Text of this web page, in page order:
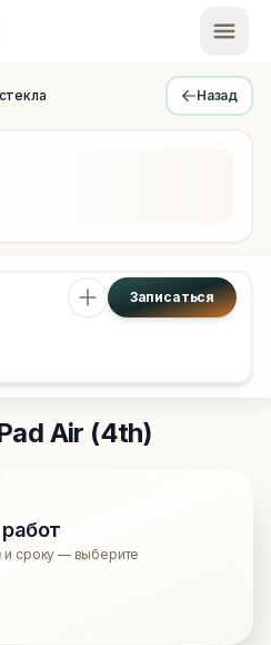
Authority in Saint
Назад
Записаться
Air (4th)
и сроку — выберите